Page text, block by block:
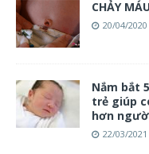
CHẢY
20/04/2020
Nắm bắt
trẻ giúp
hơn
22/03/2021